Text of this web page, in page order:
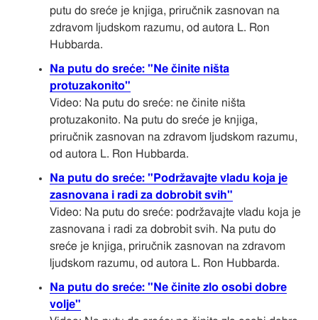
putu do sreće je knjiga, priručnik zasnovan na
zdravom ljudskom razumu, od autora L. Ron
Hubbarda.
Na putu do sreće: "Ne činite ništa
protuzakonito"
Video: Na putu do sreće: ne činite ništa
protuzakonito. Na putu do sreće je knjiga,
priručnik zasnovan na zdravom ljudskom razumu,
od autora L. Ron Hubbarda.
Na putu do sreće: "Podržavajte vladu koja je
zasnovana i radi za dobrobit svih"
Video: Na putu do sreće: podržavajte vladu koja je
zasnovana i radi za dobrobit svih. Na putu do
sreće je knjiga, priručnik zasnovan na zdravom
ljudskom razumu, od autora L. Ron Hubbarda.
Na putu do sreće: "Ne činite zlo osobi dobre
volje"